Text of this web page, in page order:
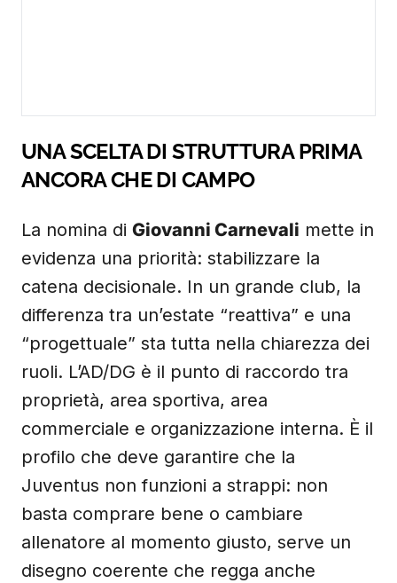
UNA SCELTA DI STRUTTURA PRIMA
ANCORA CHE DI CAMPO
La nomina di Giovanni Carnevali mette in
evidenza una priorità: stabilizzare la
catena decisionale. In un grande club, la
differenza tra un’estate “reattiva” e una
“progettuale” sta tutta nella chiarezza dei
ruoli. L’AD/DG è il punto di raccordo tra
proprietà, area sportiva, area
commerciale e organizzazione interna. È il
profilo che deve garantire che la
Juventus non funzioni a strappi: non
basta comprare bene o cambiare
allenatore al momento giusto, serve un
disegno coerente che regga anche